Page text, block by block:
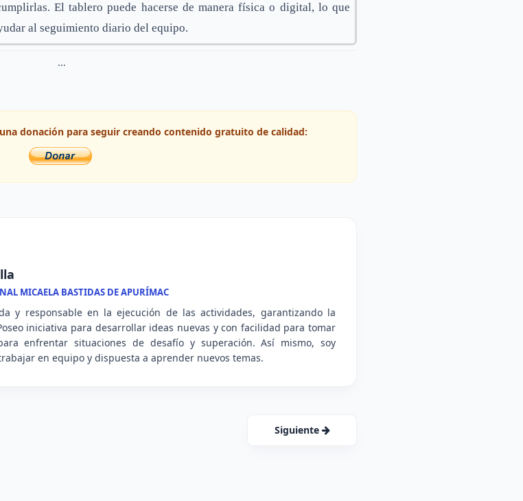
El tablero puede hacerse de manera física o digital, lo que
al seguimiento diario del equipo.
...
donación para seguir creando contenido gratuito de calidad:
MICAELA BASTIDAS DE APURÍMAC
y responsable en la ejecución de las actividades, garantizando la
iniciativa para desarrollar ideas nuevas y con facilidad para tomar
enfrentar situaciones de desafío y superación. Así mismo, soy
en equipo y dispuesta a aprender nuevos temas.
Siguiente